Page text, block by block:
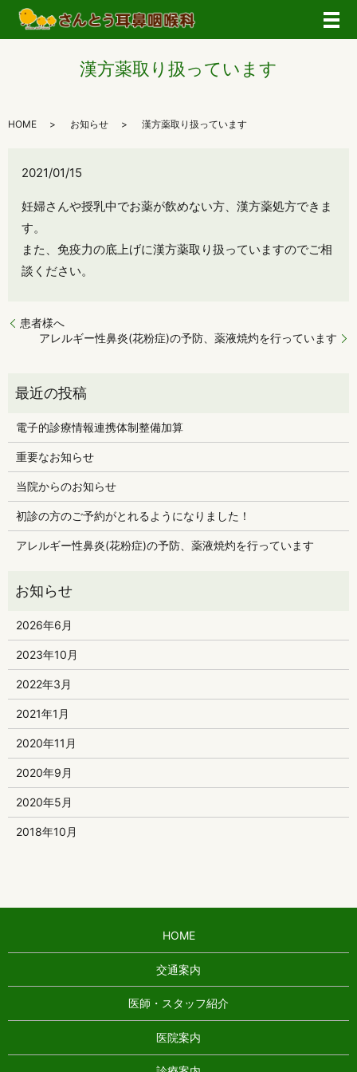
メ
漢方薬取り扱っています
HOME お知らせ 漢方薬取り扱っています
2021/01/15
妊婦さんや授乳中でお薬が飲めない方、漢方薬処方できま
す。
また、免疫力の底上げに漢方薬取り扱っていますのでご相
談ください。
患者様へ
アレルギー性鼻炎(花粉症)の予防、薬液焼灼を行っています
電子的診療情報連携体制整備加算
重要なお知らせ
当院からのお知らせ
初診の方のご予約がとれるようになりました！
アレルギー性鼻炎(花粉症)の予防、薬液焼灼を行っています
2026年6月
2023年10月
2022年3月
2021年1月
2020年11月
2020年9月
2020年5月
2018年10月
HOME
交通案内
医師・スタッフ紹介
医院案内